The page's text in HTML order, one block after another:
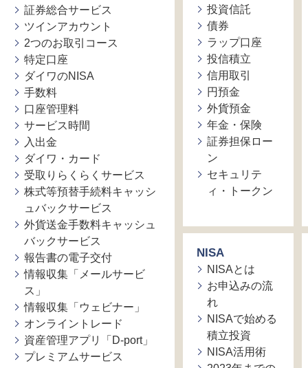
証券総合サービス
ツインアカウント
2つのお取引コース
特定口座
ダイワのNISA
手数料
口座管理料
サービス時間
入出金
ダイワ・カード
受取りらくらくサービス
株式等預替手続料キャッシ
ュバックサービス
外貨送金手数料キャッシュ
バックサービス
報告書の電子交付
情報収集「メールサービ
ス」
情報収集「ウェビナー」
オンライントレード
資産管理アプリ「D-port」
プレミアムサービス
投資信託
債券
ラップ口座
投信積立
信用取引
円預金
外貨預金
年金・保険
証券担保ロー
ン
セキュリテ
ィ・トークン
NISA
NISAとは
お申込みの流
れ
NISAで始める
積立投資
NISA活用術